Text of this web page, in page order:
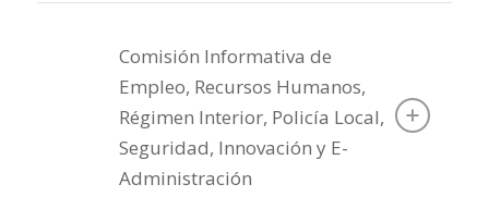
Comisión Informativa de
Empleo, Recursos Humanos,
Régimen Interior, Policía Local,
Seguridad, Innovación y E-
Administración